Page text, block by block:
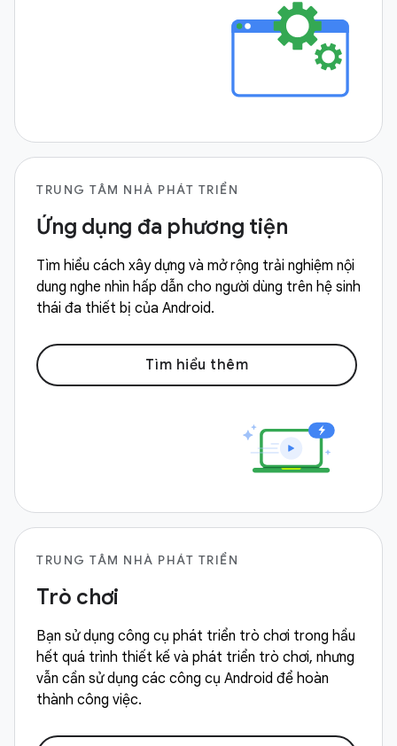
TRUNG TÂM NHÀ PHÁT TRIỂN
Ứng dụng đa phương tiện
Tìm hiểu cách xây dựng và mở rộng trải nghiệm nội
dung nghe nhìn hấp dẫn cho người dùng trên hệ sinh
thái đa thiết bị của Android.
Tìm hiểu thêm
TRUNG TÂM NHÀ PHÁT TRIỂN
Trò chơi
Bạn sử dụng công cụ phát triển trò chơi trong hầu
hết quá trình thiết kế và phát triển trò chơi, nhưng
vẫn cần sử dụng các công cụ Android để hoàn
thành công việc.